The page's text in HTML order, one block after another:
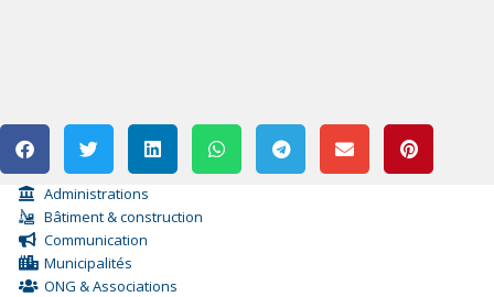
Administrations
Bâtiment & construction
Communication
Municipalités
ONG & Associations